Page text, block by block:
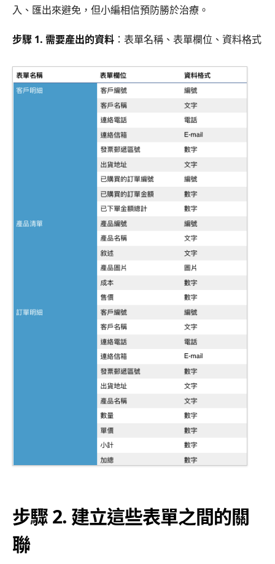
入、匯出來避免，但小編相信預防勝於治療。
步驟 1. 需要產出的資料 ：表單名稱、表單欄位、資料格式
步驟 2. 建立這些表單之間的關
聯